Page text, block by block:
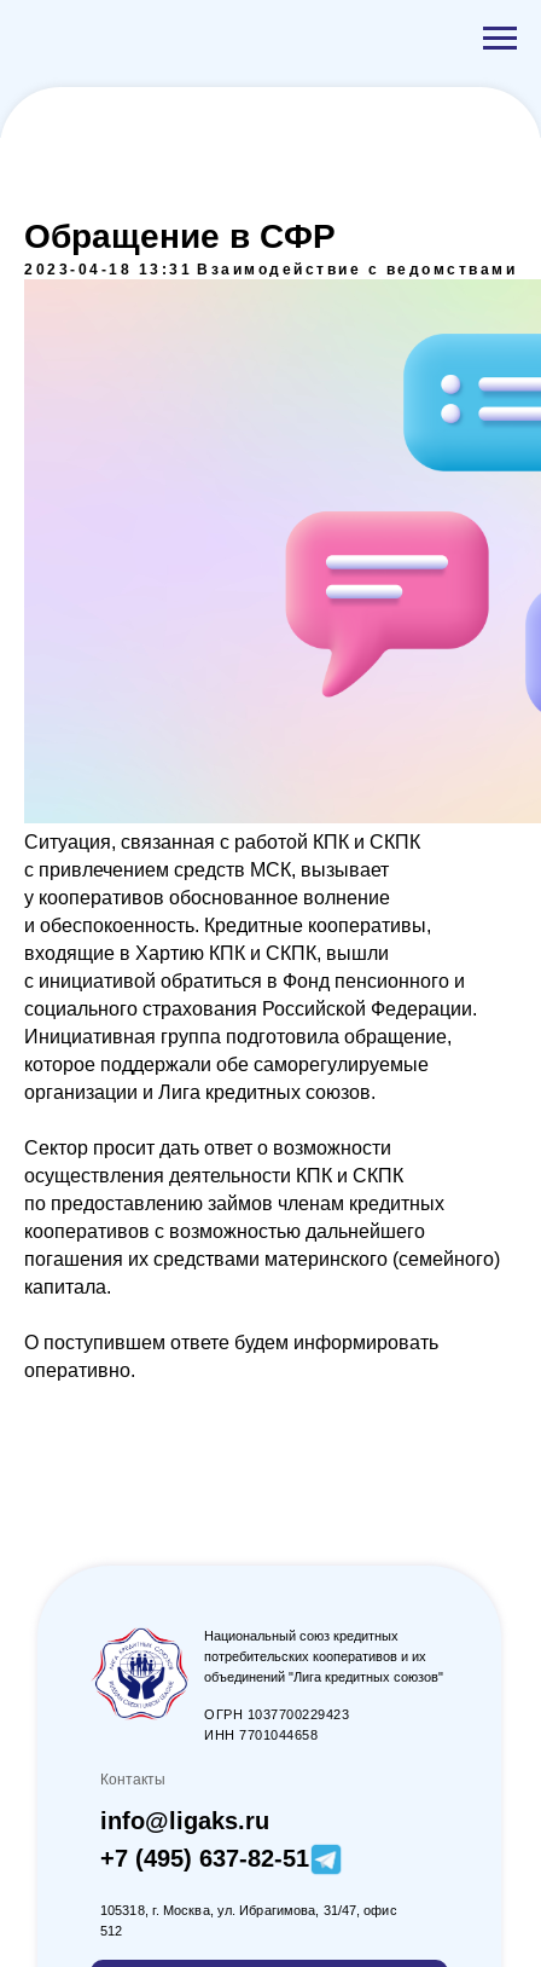
Обращение в СФР
2023-04-18 13:31 Взаимодействие с ведомствами
Ситуация, связанная с работой КПК и СКПК
с привлечением средств МСК, вызывает
у кооперативов обоснованное волнение
и обеспокоенность. Кредитные кооперативы,
входящие в Хартию КПК и СКПК, вышли
с инициативой обратиться в Фонд пенсионного и
социального страхования Российской Федерации.
Инициативная группа подготовила обращение,
которое поддержали обе саморегулируемые
организации и Лига кредитных союзов.
Сектор просит дать ответ о возможности
осуществления деятельности КПК и СКПК
по предоставлению займов членам кредитных
кооперативов с возможностью дальнейшего
погашения их средствами материнского (семейного)
капитала.
О поступившем ответе будем информировать
оперативно.
Национальный союз кредитных
потребительских кооперативов и их
объединений "Лига кредитных союзов"
ИНН 7701044658
ОГРН 1037700229423
Контакты
info@ligaks.ru
+7 (495) 637-82-51
105318, г. Москва, ул. Ибрагимова, 31/47, офис
512